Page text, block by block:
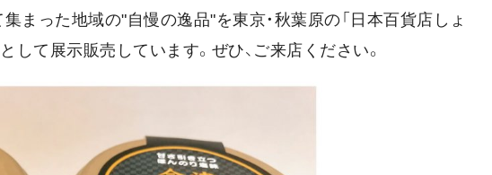
まった地域の"自慢の逸品"を東京・秋葉原の「日本百貨店しょ
して展示販売しています。ぜひ、ご来店ください。